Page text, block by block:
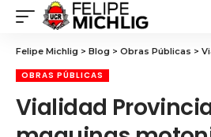
Felipe Michlig > Blog > Obras Públicas >
OBRAS PÚBLICAS
Vialidad